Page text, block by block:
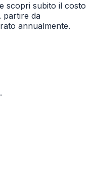
scopri subito il costo
partire da
annualmente.